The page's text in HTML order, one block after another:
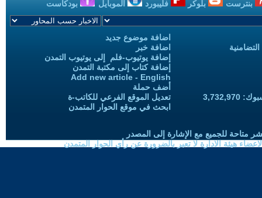
بنترست بلوكر فليبورد الموبايل بودكاست
اضافة موضوع جديد
اضافة خبر
إضافة يوتيوب-فلم إلى يوتيوب التمدن
إضافة كتاب إلى مكتبة التمدن
Add new article - English
أضف حملة
تعديل الموقع الفرعي للكاتب-ة
ابحث في موقع الحوار المتمدن
متاحة للجميع مع الإشارة إلى المصدر
هيئة الادارة لا تعبر بالضرورة عن رأي الحوار المتمدن